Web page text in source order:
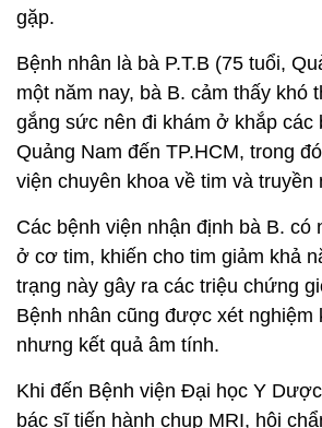
gặp.
Bệnh nhân là bà P.T.B (75 tuổi,
một năm nay, bà B. cảm thấy khó
gắng sức nên đi khám ở khắp các
Quảng Nam đến TP.HCM, trong
viện chuyên khoa về tim và truyền
Các bệnh viện nhận định bà B. có
ở cơ tim, khiến cho tim giảm khả
trạng này gây ra các triệu chứng
Bệnh nhân cũng được xét nghiệm
nhưng kết quả âm tính.
Khi đến Bệnh viện Đại học Y
bác sĩ tiến hành chụp MRI, hội